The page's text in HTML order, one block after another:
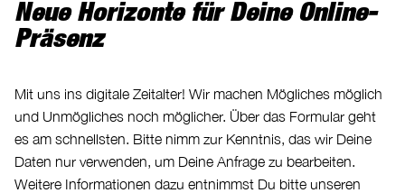
Neue Horizonte für Deine Online-
Präsenz
Mit uns ins digitale Zeitalter! Wir machen Mögliches möglich
und Unmögliches noch möglicher. Über das Formular geht
es am schnellsten. Bitte nimm zur Kenntnis, das wir Deine
Daten nur verwenden, um Deine Anfrage zu bearbeiten.
Weitere Informationen dazu entnimmst Du bitte unseren